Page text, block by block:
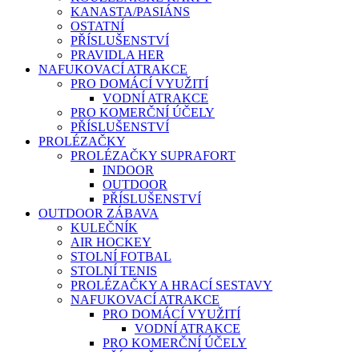
KANASTA/PASIÁNS
OSTATNÍ
PŘÍSLUŠENSTVÍ
PRAVIDLA HER
NAFUKOVACÍ ATRAKCE
PRO DOMÁCÍ VYUŽITÍ
VODNÍ ATRAKCE
PRO KOMERČNÍ ÚČELY
PŘÍSLUŠENSTVÍ
PROLÉZAČKY
PROLÉZAČKY SUPRAFORT
INDOOR
OUTDOOR
PŘÍSLUŠENSTVÍ
OUTDOOR ZÁBAVA
KULEČNÍK
AIR HOCKEY
STOLNÍ FOTBAL
STOLNÍ TENIS
PROLÉZAČKY A HRACÍ SESTAVY
NAFUKOVACÍ ATRAKCE
PRO DOMÁCÍ VYUŽITÍ
VODNÍ ATRAKCE
PRO KOMERČNÍ ÚČELY